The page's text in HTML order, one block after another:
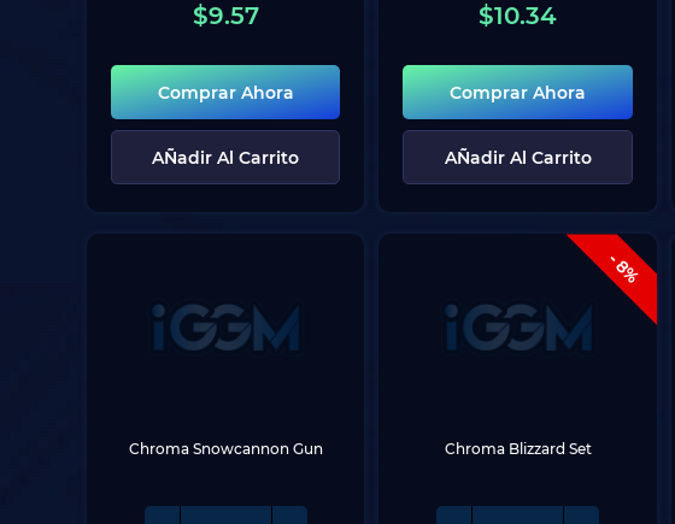
$9.57
Comprar Ahora
AÑadir Al Carrito
$10.34
Comprar Ahora
AÑadir Al Carrito
Chroma Snowcannon Gun
- 8%
Chroma Blizzard Set